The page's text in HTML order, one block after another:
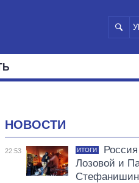
НОВОСТИ
22:53 ИТОГИ
Лозовой и